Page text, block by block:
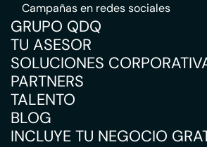
Campañas en redes sociales
GRUPO QDQ
TU ASESOR
SOLUCIONES
PARTNERS
TALENTO
BLOG
INCLUYE TU NEGOCIO